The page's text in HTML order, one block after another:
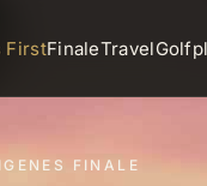
FirstFinaleTravel
FINALE